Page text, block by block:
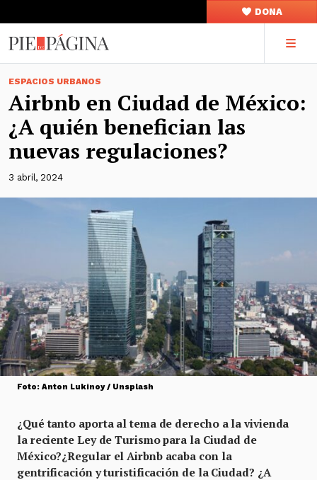
DONA
ESPACIOS URBANOS
Airbnb en Ciudad de México:
¿A quién benefician las
nuevas regulaciones?
3 abril, 2024
Foto: Anton Lukinoy / Unsplash
¿Qué tanto aporta al tema de derecho a la vivienda
la reciente Ley de Turismo para la Ciudad de
México?¿Regular el Airbnb acaba con la
gentrificación y turistificación de la Ciudad? ¿A